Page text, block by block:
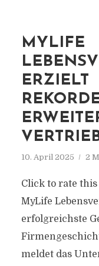
MYLIFE
ERZIELT
10. April 2025 2
Click to rate this
MyLife
erfolgreichste
meldet das